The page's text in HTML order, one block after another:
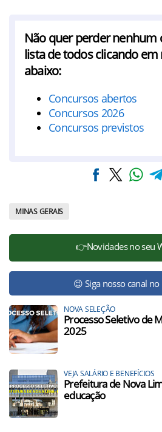
Não quer perder nenhum
lista de todos clicando
abaixo:
Concursos abertos
Concursos 2026
Concursos previstos
MINAS GERAIS
👉Novidades no seu
😉 Siga nosso canal
NOVA SELEÇÃO
Processo Seletivo de
2025
VEJA SALÁRIO E BENEFÍCIOS
Prefeitura de Nova
educação